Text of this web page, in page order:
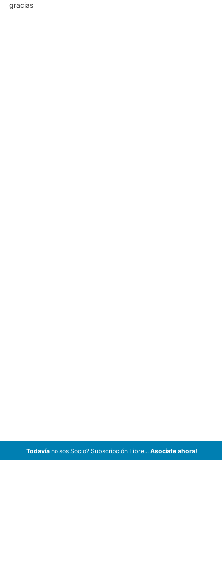
gracias
Todavíano sos Socio? Subscripción Libre... Asociate ahora!